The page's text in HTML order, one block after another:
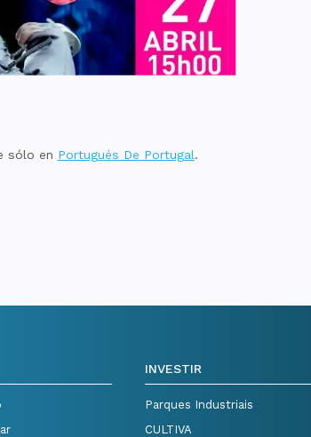
sólo en Portugués De Portugal.
INVESTIR
Parques Industriais
CULTIVA